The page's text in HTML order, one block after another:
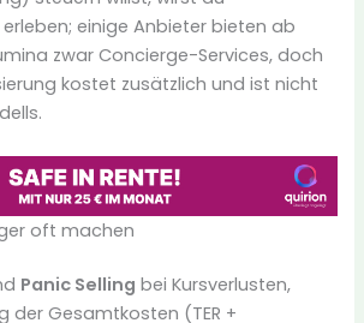
einige Anbieter bieten ab
zwar Concierge-Services, doch
kostet zusätzlich und ist nicht
oft machen
Panic Selling bei Kursverlusten,
der Gesamtkosten (TER +